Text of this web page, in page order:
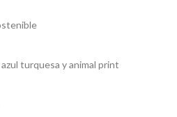
turquesa y animal print